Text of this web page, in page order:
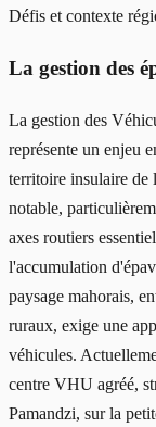
Défis et contexte
La gestion des
La gestion des
représente un enjeu
territoire insulaire de
notable,
axes routiers
l'accumulation
paysage mahorais,
ruraux, exige une
véhicules.
centre VHU agréé,
Pamandzi, sur la